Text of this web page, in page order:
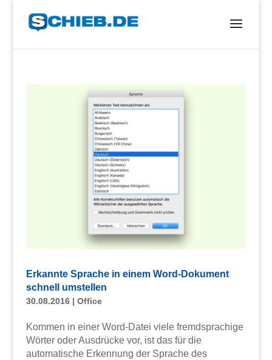
Erkannte Sprache in einem Word-Dokument
schnell umstellen
30.08.2016| Office
Kommen in einer Word-Datei viele fremdsprachige
Wörter oder Ausdrücke vor, ist das für die
automatische Erkennung der Sprache des